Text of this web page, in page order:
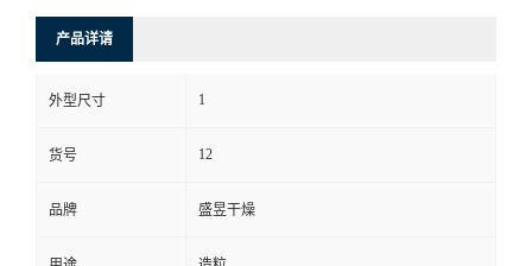
产品详请
外型尺寸 1
货号 12
品牌 盛昱干燥